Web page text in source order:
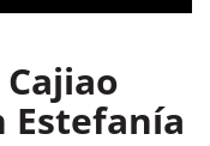
Estefanía